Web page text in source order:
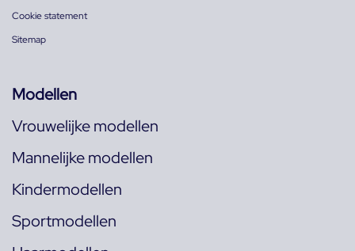
Cookie statement
Sitemap
Modellen
Vrouwelijke modellen
Mannelijke modellen
Kindermodellen
Sportmodellen